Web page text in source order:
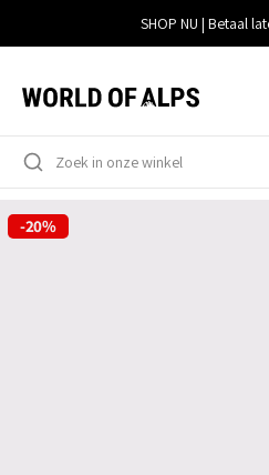
content
SHOP NU | Betaal
-20%